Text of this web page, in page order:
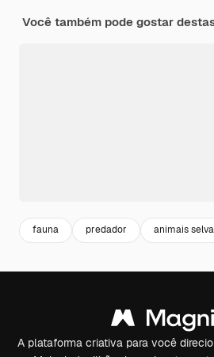
Você também pode gostar
fauna predador animais
A plataforma criativa para você